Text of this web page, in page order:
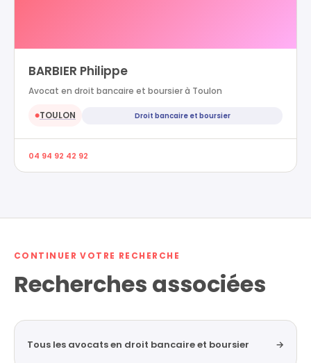
BARBIER Philippe
Avocat en droit bancaire et boursier à Toulon
●TOULON Droit bancaire et boursier
04 94 92 42 92
CONTINUER VOTRE RECHERCHE
Recherches associées
Tous les avocats en droit bancaire et boursier →